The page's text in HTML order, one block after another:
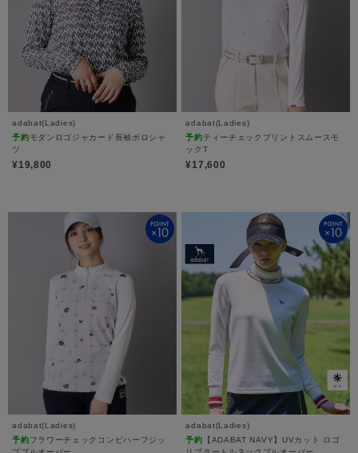
adabat(Ladies)
予約モダンロゴジャカード長袖ポロシャ
ツ
¥19,800
adabat(Ladies)
予約ティーチェックプリントスムースモ
ックT
¥17,600
adabat(Ladies)
予約フラワーチェックコンビハーフジッ
adabat(Ladies)
予約 【ADABAT NAVY】UVカット ロゴ